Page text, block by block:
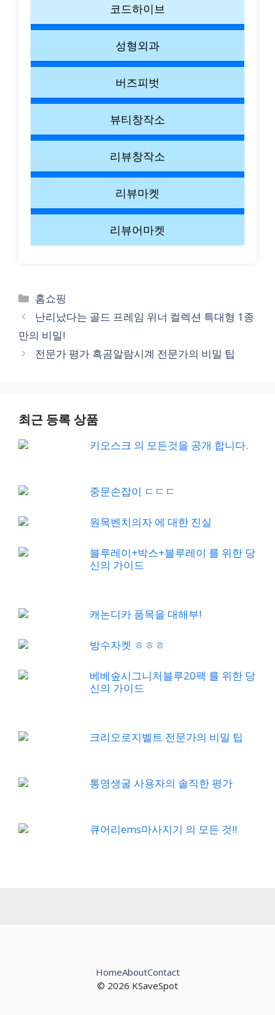
코드하이브
성형외과
버즈피벗
뷰티창작소
리뷰창작소
리뷰마켓
리뷰어마켓
Categories
홈쇼핑
난리났다는 골드 프레임 위너 컬렉션 특대형 1종
만의 비밀!
전문가 평가 흑곰알람시계 전문가의 비밀 팁
최근 등록 상품
키오스크 의 모든것을 공개 합니다.
중문손잡이 ㄷㄷㄷ
원목벤치의자 에 대한 진실
블루레이+박스+블루레이 를 위한 당
신의 가이드
캐논디카 품목을 대해부!
방수자켓 ㅎㅎㅎ
베베숲시그니처블루20팩 를 위한 당
신의 가이드
크리오로지벨트 전문가의 비밀 팁
통영생굴 사용자의 솔직한 평가
큐어리ems마사지기 의 모든 것!!
© 2026 KSaveSpot
HomeAboutContact